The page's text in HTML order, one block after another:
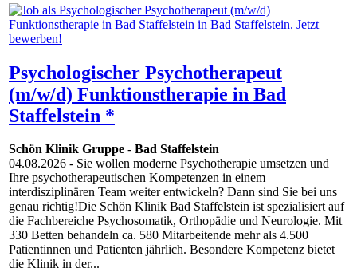
Psychologischer Psychotherapeut
(m/w/d) Funktionstherapie in Bad
Staffelstein *
Schön Klinik Gruppe - Bad Staffelstein
04.08.2026 - Sie wollen moderne Psychotherapie umsetzen und
Ihre psychotherapeutischen Kompetenzen in einem
interdisziplinären Team weiter entwickeln? Dann sind Sie bei uns
genau richtig!Die Schön Klinik Bad Staffelstein ist spezialisiert auf
die Fachbereiche Psychosomatik, Orthopädie und Neurologie. Mit
330 Betten behandeln ca. 580 Mitarbeitende mehr als 4.500
Patientinnen und Patienten jährlich. Besondere Kompetenz bietet
die Klinik in der...